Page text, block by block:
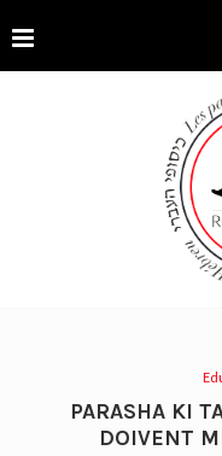
PARASHA KI
DOIVENT